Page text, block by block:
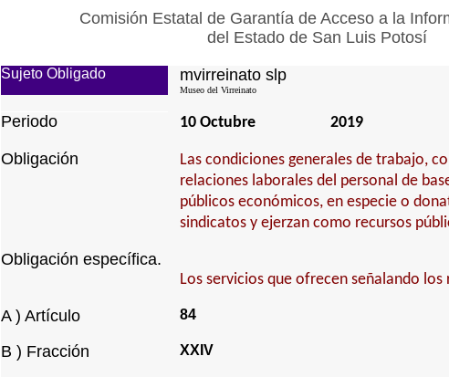
Comisión Estatal de Garantía de Acceso a la
del Estado de San Luis Potosí
Sujeto Obligado mvirreinato slp
Museo del Virreinato
Periodo 10 Octubre 2019
Obligación
Las condiciones generales de trabajo,
relaciones laborales del personal de
públicos económicos, en especie o
sindicatos y ejerzan como recursos
Obligación específica.
Los servicios que ofrecen señalando
A ) Artículo 84
B ) Fracción XXIV